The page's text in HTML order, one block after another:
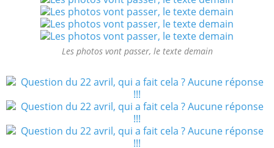
Les photos vont passer, le texte demain